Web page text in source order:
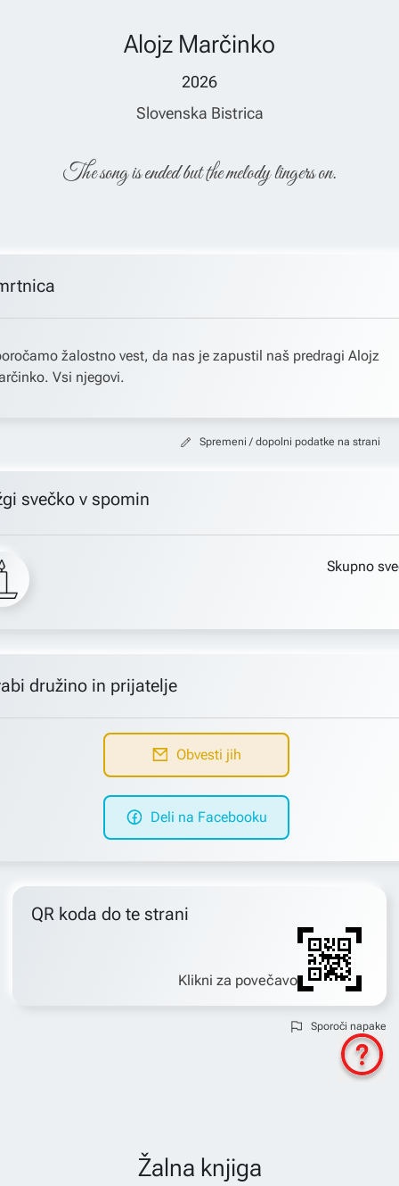
Alojz Marčinko
2026
Slovenska Bistrica
The song is ended but the melody lingers on.
žalostno vest, da nas je zapustil naš predragi Alojz
Vsi njegovi.
Spremeni / dopolni podatke na strani
svečko v spomin
Skupno
družino in prijatelje
Obvesti jih
Deli na Facebooku
QR koda do te strani
Klikni za povečavo
Sporoči napake
Žalna knjiga